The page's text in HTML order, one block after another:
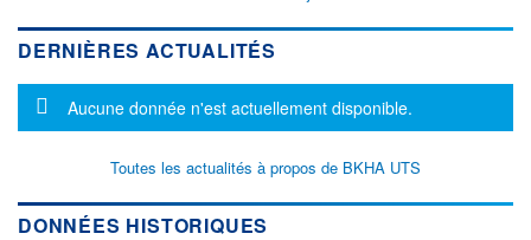
DERNIÈRES ACTUALITÉS
Message d'information
Aucune donnée n'est actuellement disponible.
Toutes les actualités à propos de BKHA UTS
DONNÉES HISTORIQUES